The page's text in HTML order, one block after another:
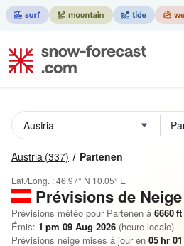
Austria (337) Partenen
Lat./Long. :46.97° N 10.05° E
Prévisions de Neige
Prévisions météo pour Partenen à 6660ft
Émis: 1 pm 09 Aug 2026 (heure locale)
Prévisions neige mises à jour en 05hr 01